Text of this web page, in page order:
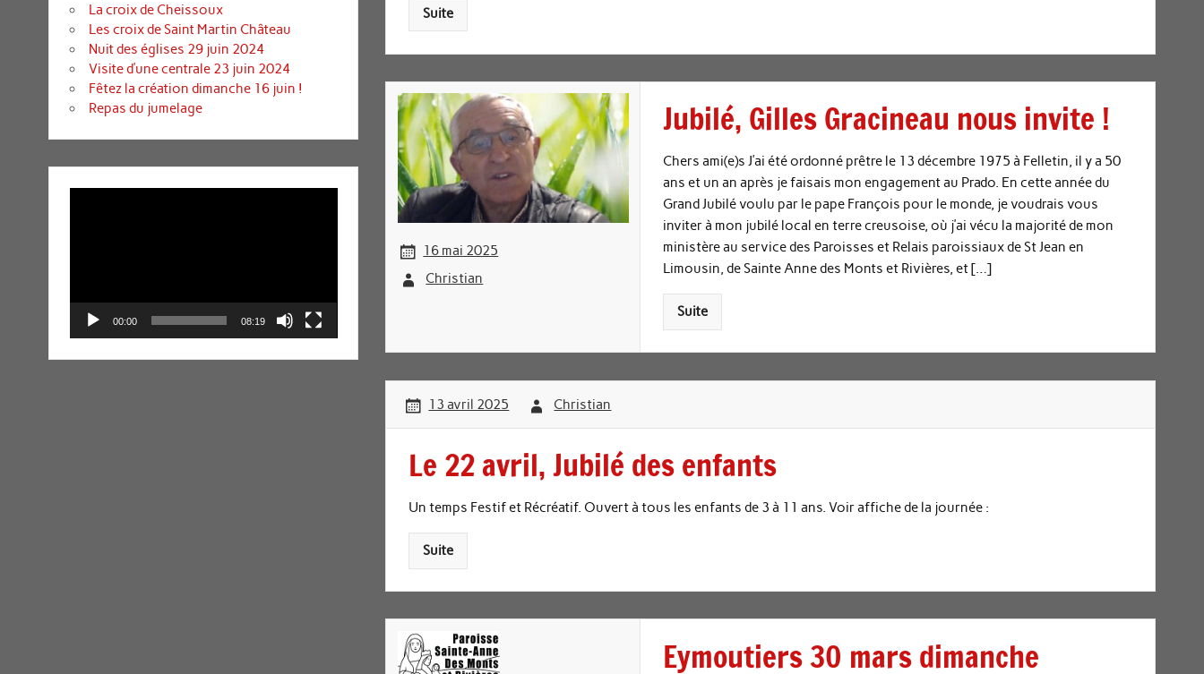
Suite
16 mai 2025
Christian
Jubilé, Gilles Gracineau nous invite !
Chers ami(e)s J’ai été ordonné prêtre le 13 décembre 1975 à Felletin, il y a 50
ans et un an après je faisais mon engagement au Prado. En cette année du
Grand Jubilé voulu par le pape François pour le monde, je voudrais vous
inviter à mon jubilé local en terre creusoise, où j’ai vécu la majorité de mon
ministère au service des Paroisses et Relais paroissiaux de St Jean en
Limousin, de Sainte Anne des Monts et Rivières, et […]
Suite
13 avril 2025 Christian
Le 22 avril, Jubilé des enfants
Un temps Festif et Récréatif. Ouvert à tous les enfants de 3 à 11 ans. Voir affiche de la journée :
Suite
Eymoutiers 30 mars dimanche
La croix de Cheissoux
Les croix de Saint Martin Château
Nuit des églises 29 juin 2024
Visite d’une centrale 23 juin 2024
Fêtez la création dimanche 16 juin !
Repas du jumelage
Lecteur
00:00 08:19